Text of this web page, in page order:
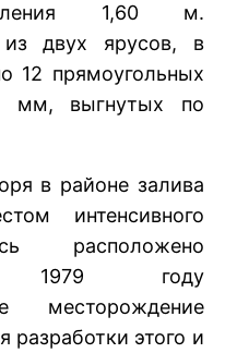
1,60 м.
из двух ярусов, в
12 прямоугольных
мм, выгнутых по
районе залива
интенсивного
расположено
1979 году
месторождение
разработки этого и